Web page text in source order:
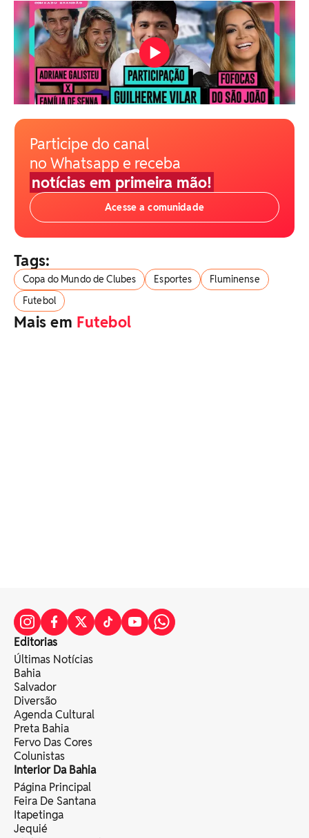
Participe do canal
no Whatsapp e receba
notícias em primeira mão!
Acesse a comunidade
Tags:
Copa do Mundo de Clubes Esportes
Fluminense
Futebol
Mais em Futebol
Editorias
Últimas Notícias
Bahia
Salvador
Diversão
Agenda Cultural
Preta Bahia
Fervo Das Cores
Colunistas
Interior Da Bahia
Página Principal
Feira De Santana
Itapetinga
Jequié